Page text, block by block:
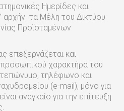
Ημερίδες και
αρχήν τα Μέλη του Δικτύου
Προϊσταμένων
επεξεργάζεται και
χαρακτήρα του
τηλέφωνο και
(e-mail), μόνο για
αναγκαίο για την επίτευξη